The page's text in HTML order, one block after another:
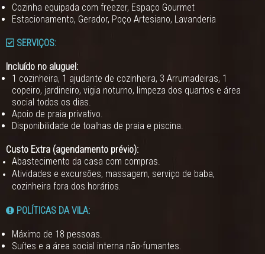
Cozinha equipada com freezer, Espaço Gourmet
Estacionamento, Gerador, Poço Artesiano, Lavanderia
SERVIÇOS:
Incluído no aluguel:
1 cozinheira, 1 ajudante de cozinheira, 3 Arrumadeiras, 1
copeiro, jardineiro, vigia noturno, limpeza dos quartos e área
social todos os dias.
Apoio de praia privativo.
Disponibilidade de toalhas de praia e piscina.
Custo Extra (agendamento prévio):
Abastecimento da casa com compras.
Atividades e excursões, massagem, serviço de baba,
cozinheira fora dos horários.
POLÍTICAS DA VILA:
Máximo de 18 pessoas.
Suítes e a área social interna não-fumantes.